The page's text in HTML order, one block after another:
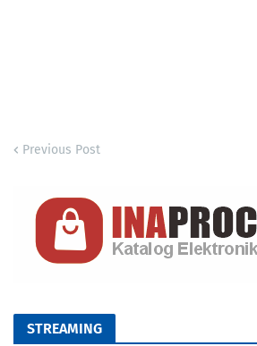
Previous Post
STREAMING